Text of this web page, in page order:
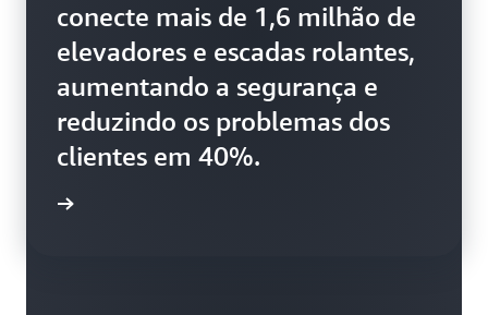
conecte mais de 1,6 milhão de
elevadores e escadas rolantes,
aumentando a segurança e
reduzindo os problemas dos
clientes em 40%.